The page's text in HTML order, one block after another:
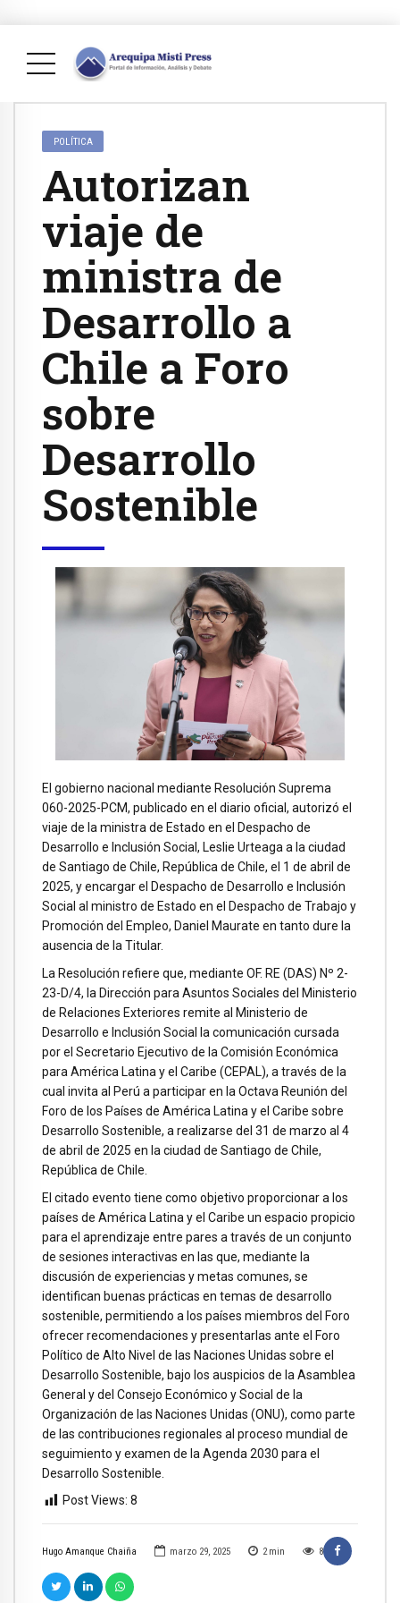
Hugo Amanque Chaiña marzo 29, 2025 2 min 8
POLÍTICA
Autorizan
viaje de
ministra de
Desarrollo a
Chile a Foro
sobre
Desarrollo
Sostenible
El gobierno nacional mediante Resolución Suprema
060-2025-PCM, publicado en el diario oficial, autorizó el
viaje de la ministra de Estado en el Despacho de
Desarrollo e Inclusión Social, Leslie Urteaga a la ciudad
de Santiago de Chile, República de Chile, el 1 de abril de
2025, y encargar el Despacho de Desarrollo e Inclusión
Social al ministro de Estado en el Despacho de Trabajo y
Promoción del Empleo, Daniel Maurate en tanto dure la
ausencia de la Titular.
La Resolución refiere que, mediante OF. RE (DAS) Nº 2-
23-D/4, la Dirección para Asuntos Sociales del Ministerio
de Relaciones Exteriores remite al Ministerio de
Desarrollo e Inclusión Social la comunicación cursada
por el Secretario Ejecutivo de la Comisión Económica
para América Latina y el Caribe (CEPAL), a través de la
cual invita al Perú a participar en la Octava Reunión del
Foro de los Países de América Latina y el Caribe sobre
Desarrollo Sostenible, a realizarse del 31 de marzo al 4
de abril de 2025 en la ciudad de Santiago de Chile,
República de Chile.
El citado evento tiene como objetivo proporcionar a los
países de América Latina y el Caribe un espacio propicio
para el aprendizaje entre pares a través de un conjunto
de sesiones interactivas en las que, mediante la
discusión de experiencias y metas comunes, se
identifican buenas prácticas en temas de desarrollo
sostenible, permitiendo a los países miembros del Foro
ofrecer recomendaciones y presentarlas ante el Foro
Político de Alto Nivel de las Naciones Unidas sobre el
Desarrollo Sostenible, bajo los auspicios de la Asamblea
General y del Consejo Económico y Social de la
Organización de las Naciones Unidas (ONU), como parte
de las contribuciones regionales al proceso mundial de
seguimiento y examen de la Agenda 2030 para el
Desarrollo Sostenible.
Post Views: 8